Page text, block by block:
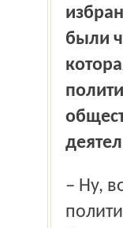
были
– Ну, во-первых, избрали меня депутатом, думаю, не по